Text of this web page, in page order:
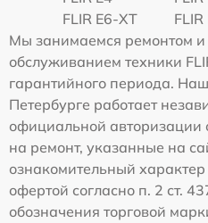
FLIR E6-XT
Мы занимаемся ремонтом и
обслуживанием техники
гарантийного периода.
Петербурге работает
официальной авторизации
на ремонт, указанные на
ознакомительный
офертой согласно п. 2 ст.
обозначения торговой